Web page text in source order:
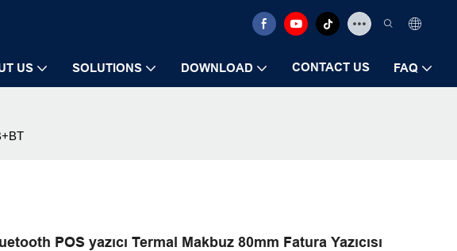
US SOLUTIONS DOWNLOAD CONTACT US FAQ
POS yazıcı Termal Makbuz 80mm Fatura Yazıcısı